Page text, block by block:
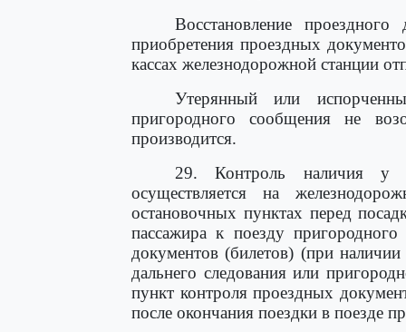
Восстановление
приобретения проездных
кассах железнодорожной станции
Утерянный или
пригородного сообщения не
производится.
29. Контроль наличия у
осуществляется на
остановочных пунктах перед
пассажира к поезду
документов (билетов) (при
дальнего следования или
пункт контроля проездных
после окончания поездки в поезде